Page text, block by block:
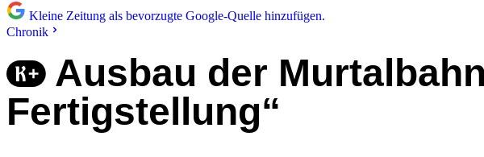
Kleine Zeitung als bevorzugte Google-Quelle hinzufügen.
Chronik
Ausbau der
Fertigstellung“